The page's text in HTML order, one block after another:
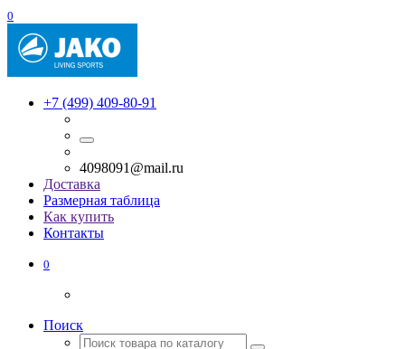
0
+7 (499) 409-80-91
4098091@mail.ru
Доставка
Размерная таблица
Как купить
Контакты
0
Поиск